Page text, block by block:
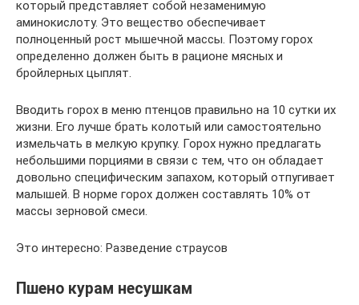
который представляет собой незаменимую
аминокислоту. Это вещество обеспечивает
полноценный рост мышечной массы. Поэтому горох
определенно должен быть в рационе мясных и
бройлерных цыплят.
Вводить горох в меню птенцов правильно на 10 сутки их
жизни. Его лучше брать колотый или самостоятельно
измельчать в мелкую крупку. Горох нужно предлагать
небольшими порциями в связи с тем, что он обладает
довольно специфическим запахом, который отпугивает
малышей. В норме горох должен составлять 10% от
массы зерновой смеси.
Это интересно: Разведение страусов
Пшено курам несушкам